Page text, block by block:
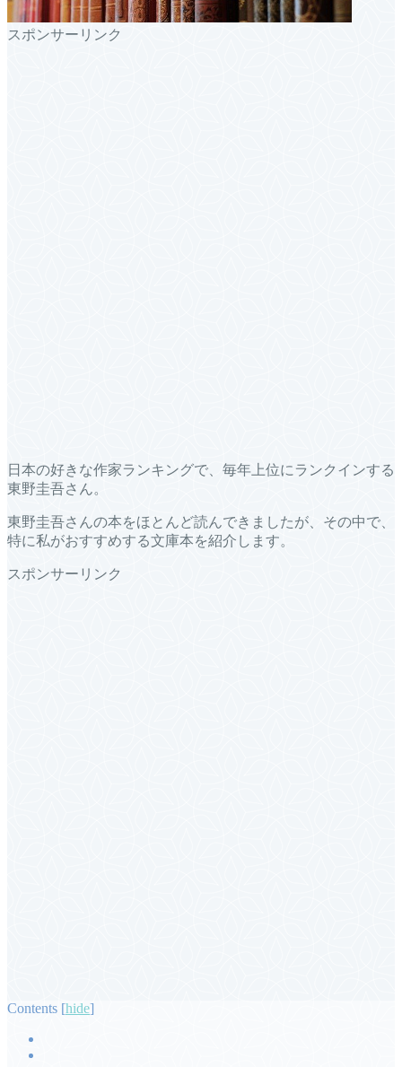
スポンサーリンク
日本の好きな作家ランキングで、毎年上位にランクインする
東野圭吾さん。
東野圭吾さんの本をほとんど読んできましたが、その中で、
特に私がおすすめする文庫本を紹介します。
スポンサーリンク
Contents [hide]